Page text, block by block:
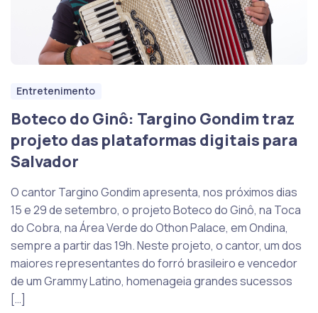
Entretenimento
Boteco do Ginô: Targino Gondim traz
projeto das plataformas digitais para
Salvador
O cantor Targino Gondim apresenta, nos próximos dias
15 e 29 de setembro, o projeto Boteco do Ginô, na Toca
do Cobra, na Área Verde do Othon Palace, em Ondina,
sempre a partir das 19h. Neste projeto, o cantor, um dos
maiores representantes do forró brasileiro e vencedor
de um Grammy Latino, homenageia grandes sucessos
[…]